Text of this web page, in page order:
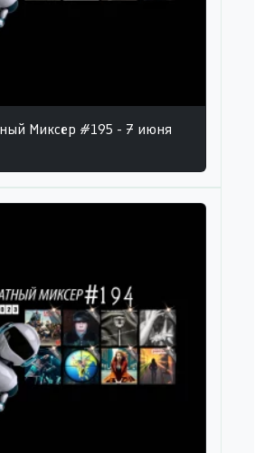
Миксер #195 - 7 июня